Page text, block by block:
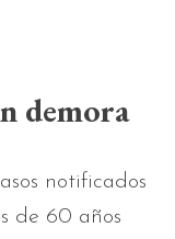
demora
notificados
de 60 años